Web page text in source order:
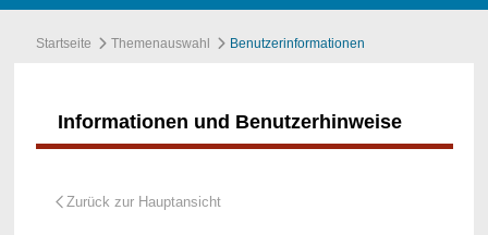
Startseite Themenauswahl Benutzerinformationen
Informationen und Benutzerhinweise